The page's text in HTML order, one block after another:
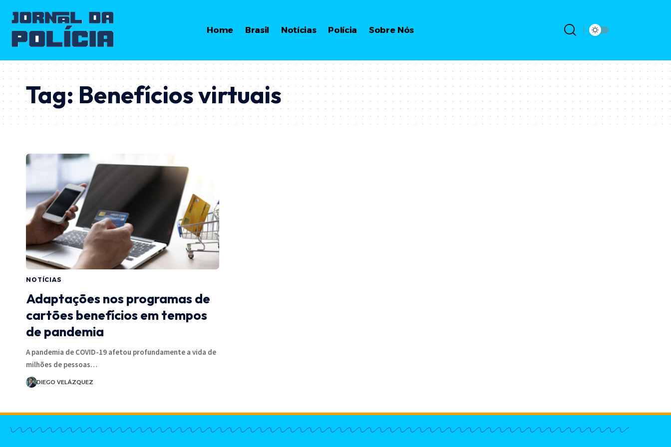
Home Brasil Notícias Polícia Sobre Nós
Tag:Benefícios virtuais
NOTÍCIAS
Adaptações nos programas de
cartões benefícios em tempos
de pandemia
A pandemia de COVID-19 afetou profundamente a vida de
milhões de pessoas…
DIEGO VELÁZQUEZ